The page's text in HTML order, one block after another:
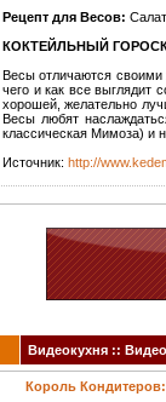
Рецепт для Весов:
КОКТЕЙЛЬНЫЙ
Весы отличаются своими
чего и как все выглядит
хорошей, желательно
Весы любят
классическая Мимоза) и
Источник: http://
Видеокухня ::
Король